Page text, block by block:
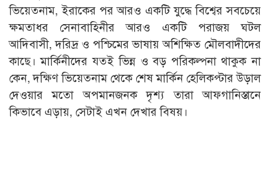
ভিয়েতনাম, ইরাকের পর আরও একটি যুদ্ধে বিশ্বের সবচেয়ে
ক্ষমতাধর সেনাবাহিনীর আরও একটি পরাজয় ঘটল
আদিবাসী, দরিদ্র ও পশ্চিমের ভাষায় অশিক্ষিত মৌলবাদীদের
কাছে। মার্কিনীদের যতই ভিন্ন ও বড় পরিকল্পনা থাকুক না
কেন, দক্ষিণ ভিয়েতনাম থেকে শেষ মার্কিন হেলিকপ্টার উড়াল
দেওয়ার মতো অপমানজনক দৃশ্য তারা আফগানিস্তানে
কিভাবে এড়ায়, সেটাই এখন দেখার বিষয়।